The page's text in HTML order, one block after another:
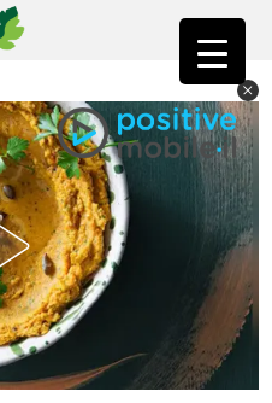
ראשי»פוסט נבחר